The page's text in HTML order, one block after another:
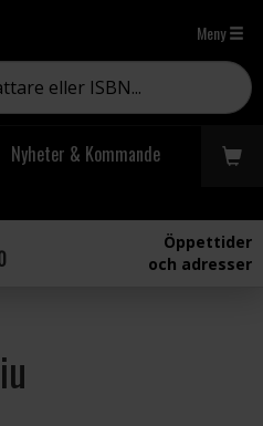
Meny
Nyheter & Kommande
Öppettider
och adresser